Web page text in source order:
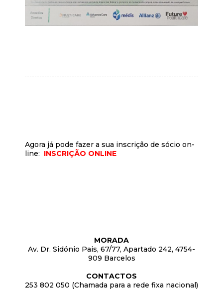
Agora já pode fazer a sua inscrição de sócio on-
line: INSCRIÇÃO ONLINE
MORADA
Av. Dr. Sidónio Pais, 67/77, Apartado 242, 4754-
909 Barcelos
CONTACTOS
253 802 050 (Chamada para a rede fixa nacional)